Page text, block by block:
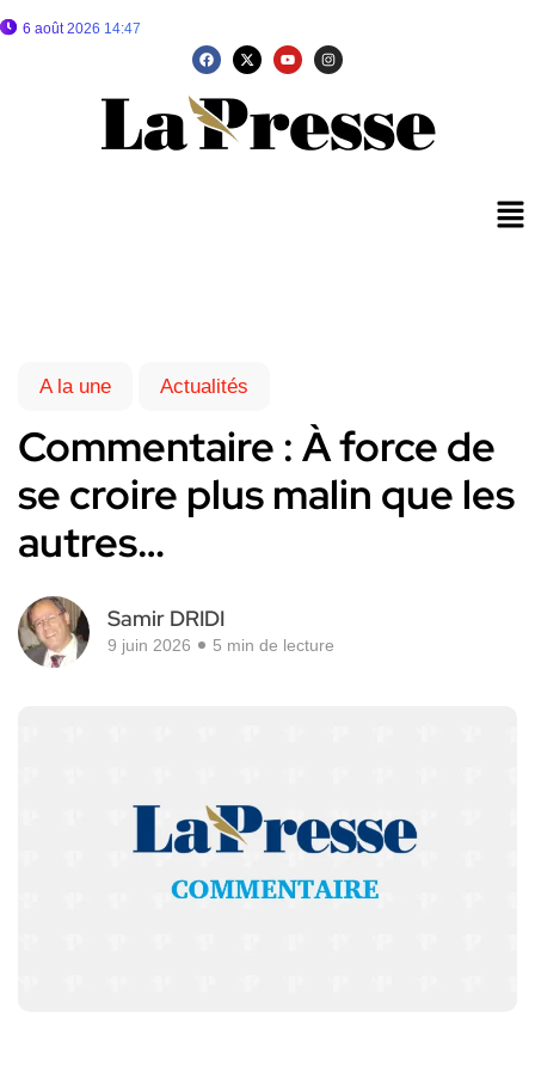
6 août 2026 14:47
A la une Actualités
Commentaire : À force de
se croire plus malin que les
autres…
Samir DRIDI
9 juin 2026 5 min de lecture